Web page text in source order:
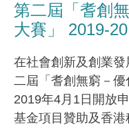
第二屆「耆創
大賽」 2019-20
在社會創新及創業
二屆「耆創無窮－
2019年4月1日開放
基金項目贊助及香